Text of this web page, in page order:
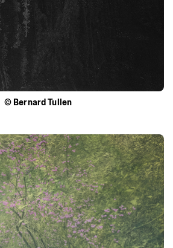
© Bernard Tullen